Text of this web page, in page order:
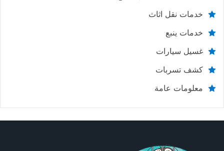
خدمات نقل اثاث
خدمات ينبع
غسيل سيارات
كشف تسربات
معلومات عامة